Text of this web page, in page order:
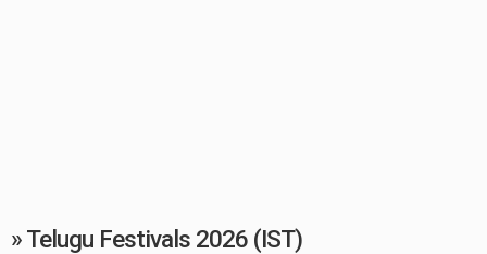
» Telugu Festivals 2026 (IST)